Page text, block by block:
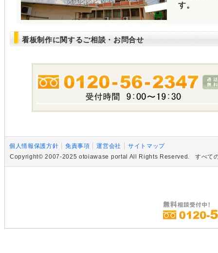
す。
看板制作に関するご相談・お問合せ
個人情報保護方針 免責事項 運営会社
サイトマップ
Copyright© 2007-2025 otoiawase portal All Rights Reserved. すべての